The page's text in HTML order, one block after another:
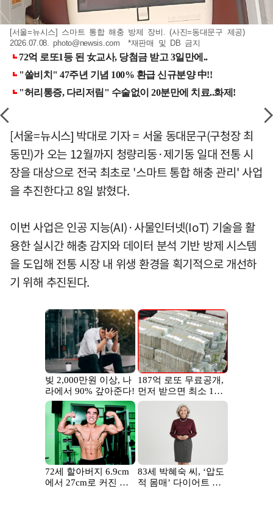
[서울=뉴시스] 스마트 통합 해충 방제 장비. (사진=동대문구 제공)
2026.07.08.photo@newsis.com *재판매 및 DB 금지
[서울=뉴시스] 박대로 기자 = 서울 동대문구(구청장 최
동민)가 오는 12월까지 청량리동·제기동 일대 전통 시
장을 대상으로 전국 최초로 '스마트 통합 해충 관리' 사업
을 추진한다고 8일 밝혔다.
이번 사업은 인공 지능(AI)·사물인터넷(IoT) 기술을 활
용한 실시간 해충 감지와 데이터 분석 기반 방제 시스템
을 도입해 전통 시장 내 위생 환경을 획기적으로 개선하
기 위해 추진된다.